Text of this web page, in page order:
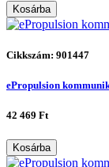
Kosárba
Cikkszám: 901447
ePropulsion
42 469 Ft
Kosárba